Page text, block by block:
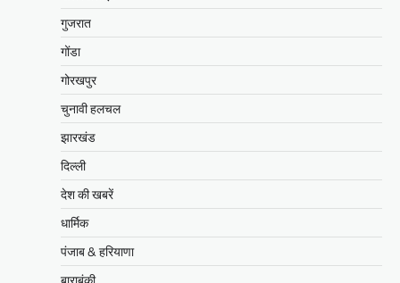
गुजरात
गोंडा
गोरखपुर
चुनावी हलचल
झारखंड
दिल्ली
देश की खबरें
धार्मिक
पंजाब & हरियाणा